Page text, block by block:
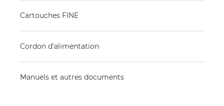
Cartouches FINE
Cordon d'alimentation
Manuels et autres documents